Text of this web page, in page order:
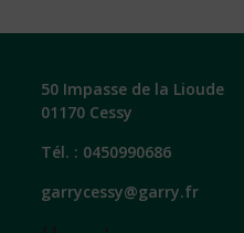
50 Impasse de la Lioude
01170 Cessy
Tél. : 0450990686
garrycessy@garry.fr